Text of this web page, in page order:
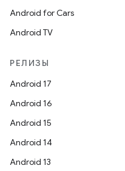
Android for Cars
Android TV
РЕЛИЗЫ
Android 17
Android 16
Android 15
Android 14
Android 13